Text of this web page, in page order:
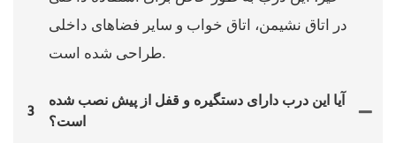
در اتاق نشیمن، اتاق خواب و سایر فضاهای داخلی
طراحی شده است.
3
آیا این درب دارای دستگیره و قفل از پیش نصب شده
است؟